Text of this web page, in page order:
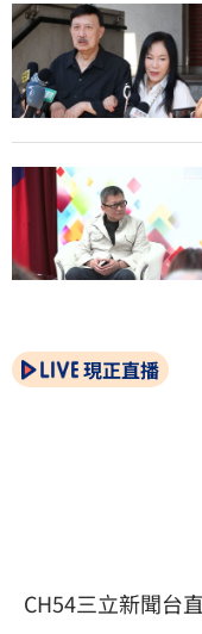
現正直播
CH54三立新聞台